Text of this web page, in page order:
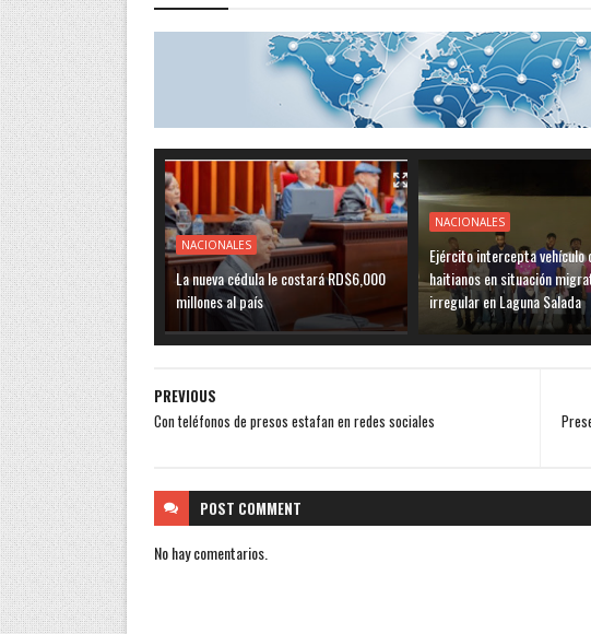
NACIONALES
La nueva cédula le costará RD$6,000
millones al país
NACIONALES
Ejército intercepta vehículo
haitianos en situación
irregular en Laguna Salada
PREVIOUS
Con teléfonos de presos estafan en redes sociales
POST COMMENT
No hay comentarios.